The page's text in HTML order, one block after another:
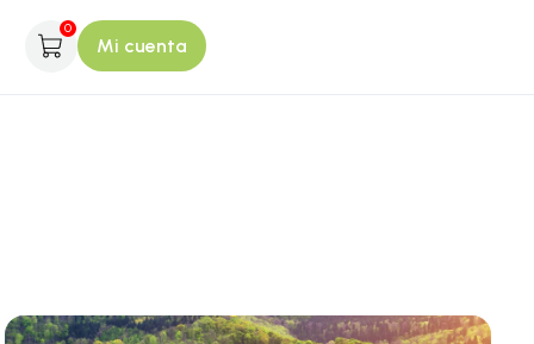
0
Mi cuenta